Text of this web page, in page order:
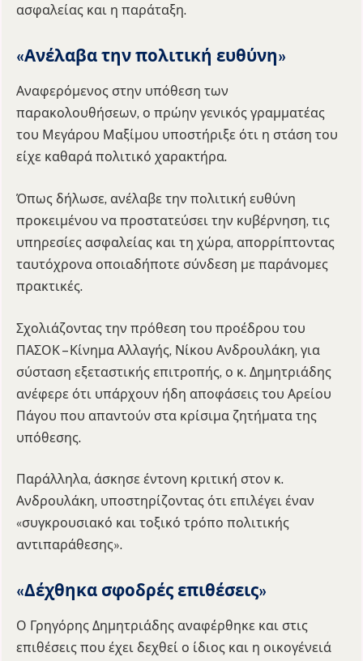
ασφαλείας και η παράταξη.
«Ανέλαβα την πολιτική ευθύνη»
Αναφερόμενος στην υπόθεση των
παρακολουθήσεων, ο πρώην γενικός γραμματέας
του Μεγάρου Μαξίμου υποστήριξε ότι η στάση του
είχε καθαρά πολιτικό χαρακτήρα.
Όπως δήλωσε, ανέλαβε την πολιτική ευθύνη
προκειμένου να προστατεύσει την κυβέρνηση, τις
υπηρεσίες ασφαλείας και τη χώρα, απορρίπτοντας
ταυτόχρονα οποιαδήποτε σύνδεση με παράνομες
πρακτικές.
Σχολιάζοντας την πρόθεση του προέδρου του
ΠΑΣΟΚ – Κίνημα Αλλαγής, Νίκου Ανδρουλάκη, για
σύσταση εξεταστικής επιτροπής, ο κ. Δημητριάδης
ανέφερε ότι υπάρχουν ήδη αποφάσεις του Αρείου
Πάγου που απαντούν στα κρίσιμα ζητήματα της
υπόθεσης.
Παράλληλα, άσκησε έντονη κριτική στον κ.
Ανδρουλάκη, υποστηρίζοντας ότι επιλέγει έναν
«συγκρουσιακό και τοξικό τρόπο πολιτικής
αντιπαράθεσης».
«Δέχθηκα σφοδρές επιθέσεις»
Ο Γρηγόρης Δημητριάδης αναφέρθηκε και στις
επιθέσεις που έχει δεχθεί ο ίδιος και η οικογένειά